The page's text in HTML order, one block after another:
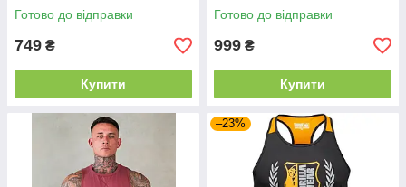
Готово до відправки
749 ₴
Купити
Готово до відправки
999 ₴
Купити
–23%